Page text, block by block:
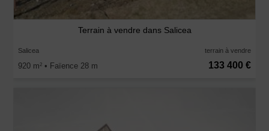
Terrain à vendre dans Salicea
Salicea terrain à vendre
920 m2 • Faïence 28 m 133 400 €